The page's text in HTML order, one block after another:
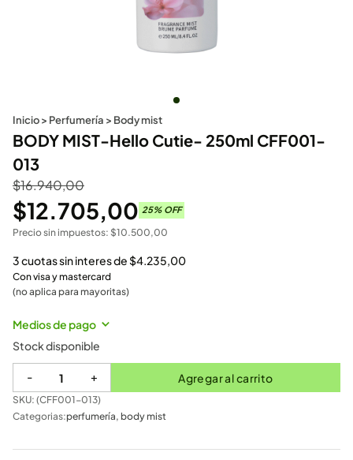
Inicio> Perfumería > Body mist
BODY MIST-Hello Cutie- 250ml CFF001-
013
$16.940,00
$12.705,00 25% OFF
Precio sin impuestos: $10.500,00
3 cuotas sin interes de$4.235,00
Con visa y mastercard
(no aplica para mayoritas)
Medios de pago
Stock disponible
- + Agregar al carrito
SKU: (CFF001-013)
Categorias:perfumería, body mist